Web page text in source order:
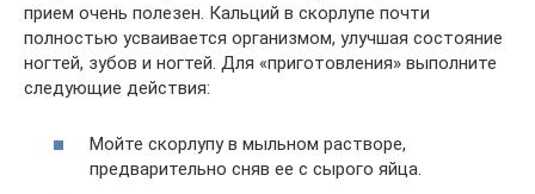
прием очень полезен. Кальций в скорлупе почти
полностью усваивается организмом, улучшая состояние
ногтей, зубов и ногтей. Для «приготовления» выполните
следующие действия:
Мойте скорлупу в мыльном растворе,
предварительно сняв ее с сырого яйца.